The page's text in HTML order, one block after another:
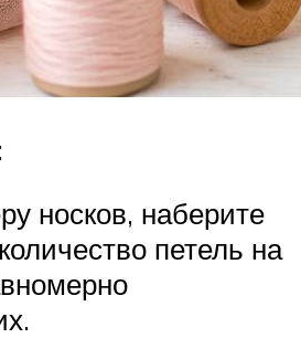
носков, наберите
петель на